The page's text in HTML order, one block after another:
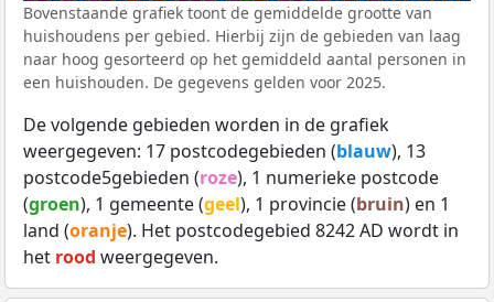
Bovenstaande grafiek toont de gemiddelde grootte van
huishoudens per gebied. Hierbij zijn de gebieden van laag
naar hoog gesorteerd op het gemiddeld aantal personen in
een huishouden. De gegevens gelden voor 2025.
De volgende gebieden worden in de grafiek
weergegeven: 17 postcodegebieden (blauw), 13
postcode5gebieden (roze), 1 numerieke postcode
(groen), 1 gemeente (geel), 1 provincie (bruin) en 1
land (oranje). Het postcodegebied 8242 AD wordt in
het rood weergegeven.